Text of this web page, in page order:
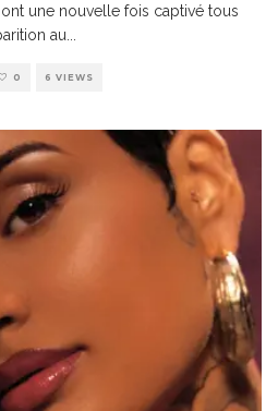
une nouvelle fois captivé tous
au
0 6 VIEWS